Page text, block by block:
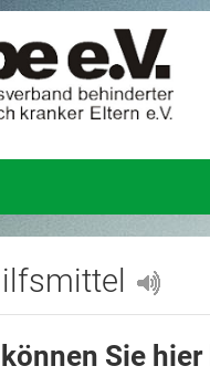
Sie hier